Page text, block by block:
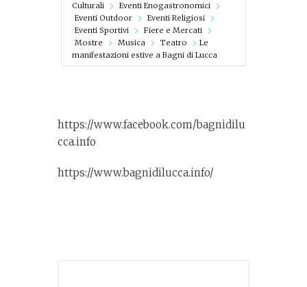
Culturali
Eventi Enogastronomici
Eventi Outdoor
Eventi Religiosi
Eventi Sportivi
Fiere e Mercati
Mostre
Musica Teatro
Le
manifestazioni estive a Bagni di Lucca
https://www.facebook.com/bagnidilu
cca.info
https://www.bagnidilucca.info/